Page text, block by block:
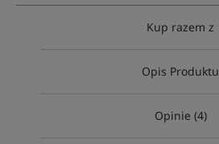
Kup razem z
Opis Produktu
Opinie (4)